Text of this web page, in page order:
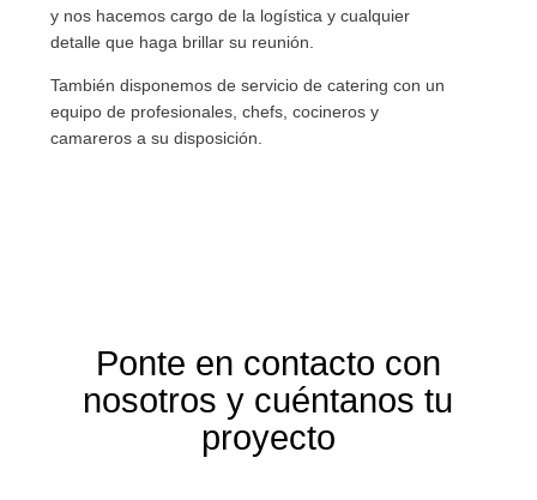
y nos hacemos cargo de la logística y cualquier
detalle que haga brillar su reunión.
También disponemos de servicio de catering con un
equipo de profesionales, chefs, cocineros y
camareros a su disposición.
Ponte en contacto con
nosotros y cuéntanos tu
proyecto